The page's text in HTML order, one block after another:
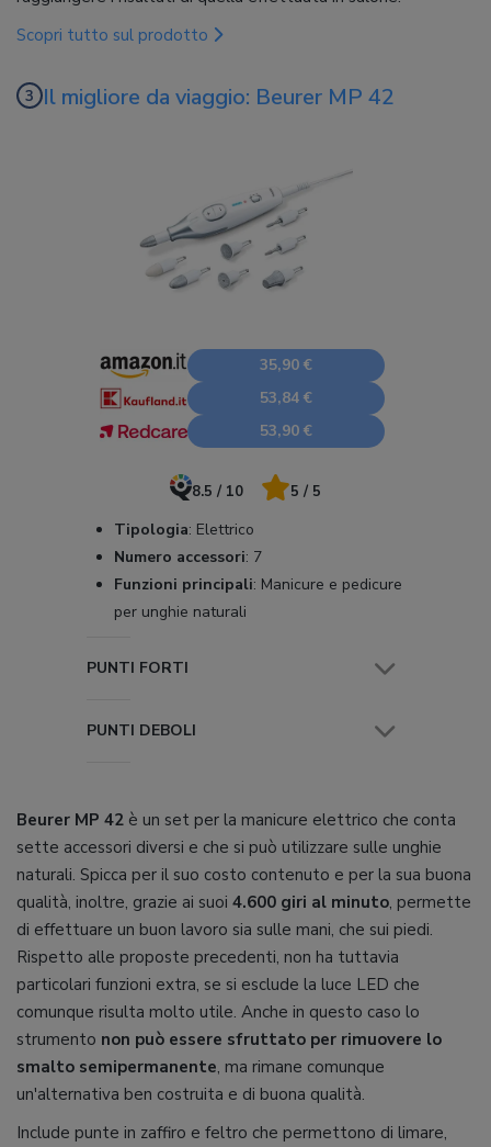
Scopri tutto sul prodotto
Il migliore da viaggio: Beurer MP 42
35,90 €
53,84 €
53,90 €
8.5 / 10 5 / 5
Tipologia: Elettrico
Numero accessori: 7
Funzioni principali: Manicure e pedicure
per unghie naturali
PUNTI FORTI
PUNTI DEBOLI
Beurer MP 42 è un set per la manicure elettrico che conta
sette accessori diversi e che si può utilizzare sulle unghie
naturali. Spicca per il suo costo contenuto e per la sua buona
qualità, inoltre, grazie ai suoi 4.600 giri al minuto, permette
di effettuare un buon lavoro sia sulle mani, che sui piedi.
Rispetto alle proposte precedenti, non ha tuttavia
particolari funzioni extra, se si esclude la luce LED che
comunque risulta molto utile. Anche in questo caso lo
strumento non può essere sfruttato per rimuovere lo
smalto semipermanente, ma rimane comunque
un'alternativa ben costruita e di buona qualità.
Include punte in zaffiro e feltro che permettono di limare,